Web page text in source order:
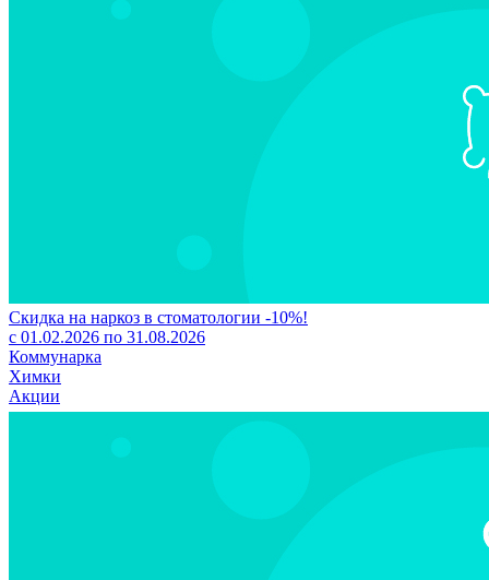
Скидка на наркоз в стоматологии -10%!
с 01.02.2026 по 31.08.2026
Коммунарка
Химки
Акции